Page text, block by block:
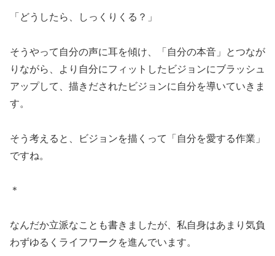
「どうしたら、しっくりくる？」
そうやって自分の声に耳を傾け、「自分の本音」とつなが
りながら、より自分にフィットしたビジョンにブラッシュ
アップして、描きだされたビジョンに自分を導いていきま
す。
そう考えると、ビジョンを描くって「自分を愛する作業」
ですね。
＊
なんだか立派なことも書きましたが、私自身はあまり気負
わずゆるくライフワークを進んでいます。